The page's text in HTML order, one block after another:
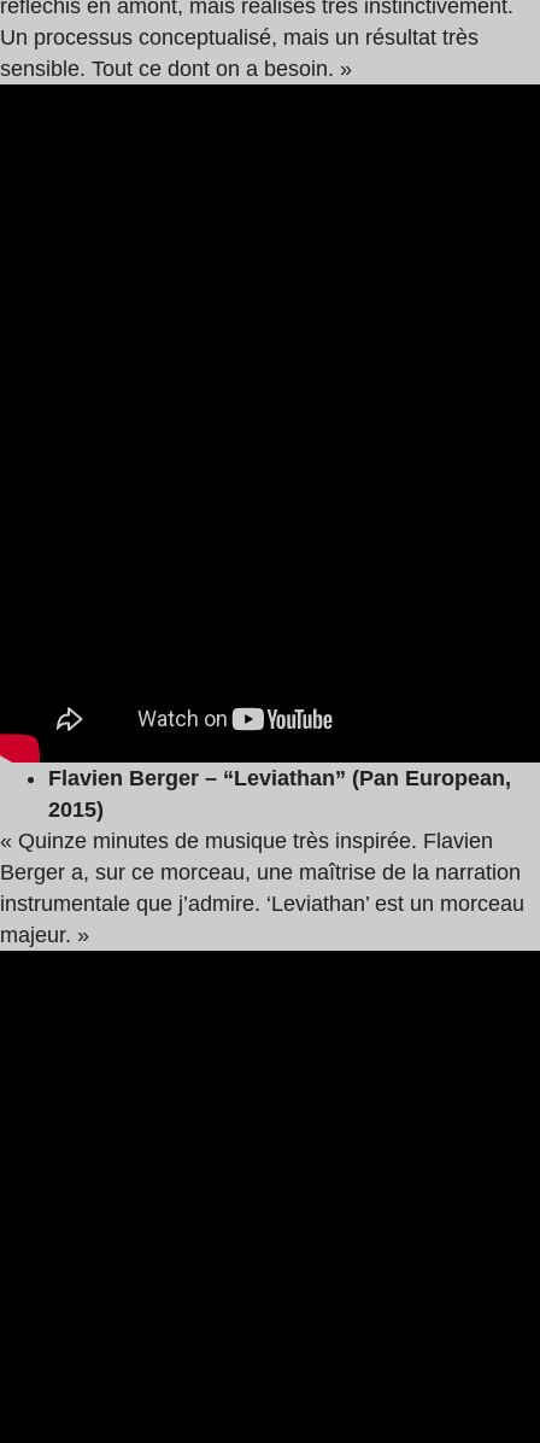
réfléchis en amont, mais réalisés très instinctivement.
Un processus conceptualisé, mais un résultat très
sensible. Tout ce dont on a besoin. »
Flavien Berger – “Leviathan” (Pan European,
2015)
« Quinze minutes de musique très inspirée. Flavien
Berger a, sur ce morceau, une maîtrise de la narration
instrumentale que j’admire. ‘Leviathan’ est un morceau
majeur. »